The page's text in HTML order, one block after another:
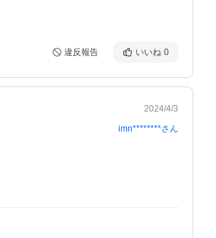
違反報告 いいね 0
2024/4/3
imn********さん